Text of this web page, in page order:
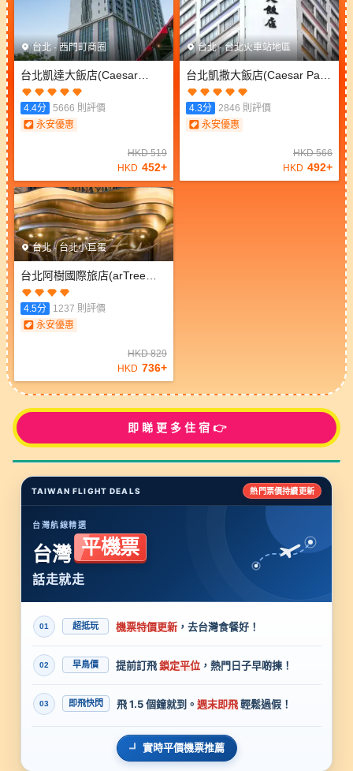
台北·西門町商圈
台北凱達大飯店(Caesar
Metro Taipei)
4.4分 5666 則評價
永安優惠
HKD519
HKD 452+
台北·台北火車站地區
台北凱撒大飯店(Caesar Park
Hotel Taipei)
4.3分 2846 則評價
永安優惠
HKD566
HKD 492+
台北·台北小巨蛋
台北阿樹國際旅店(arTree
Hotel)
4.5分 1237 則評價
永安優惠
HKD829
HKD 736+
即 睇 更 多 住 宿 👉
TAIWAN FLIGHT DEALS 熱門票價持續更新
台灣航線精選
台灣 平機票
話走就走
01 超抵玩 機票特價更新 ，去台灣食餐好！
02 早鳥價 提前訂飛鎖定平位 ，熱門日子早啲揀！
03 即飛快閃 飛 1.5 個鐘就到。 週末即飛輕鬆過假！
實時平價機票推薦